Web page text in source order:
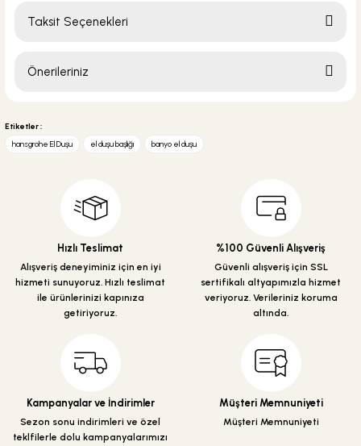
Taksit Seçenekleri
Önerileriniz
yetersiz gördüğünüz noktaları öneri formunu kullanarak tarafımıza
Görüş ve önerileriniz için teşekkür ederiz.
Ürün açıklamasında eksik bilgiler bulunuyor.
Bu ürüne benzer farklı alternatifler olmalı.
Etiketler :
hansgrohe El Duşu
el duşu başlığı banyo el duşu
Hızlı Teslimat
Alışveriş deneyiminiz için en iyi
hizmeti sunuyoruz. Hızlı teslimat
ile ürünlerinizi kapınıza
getiriyoruz.
%100 Güvenli Alışveriş
Güvenli alışveriş için SSL
sertifikalı altyapımızla hizmet
veriyoruz. Verileriniz koruma
altında.
Kampanyalar ve İndirimler
Sezon sonu indirimleri ve özel
teklfilerle dolu kampanyalarımızı
Müşteri Memnuniyeti
Müşteri Memnuniyeti